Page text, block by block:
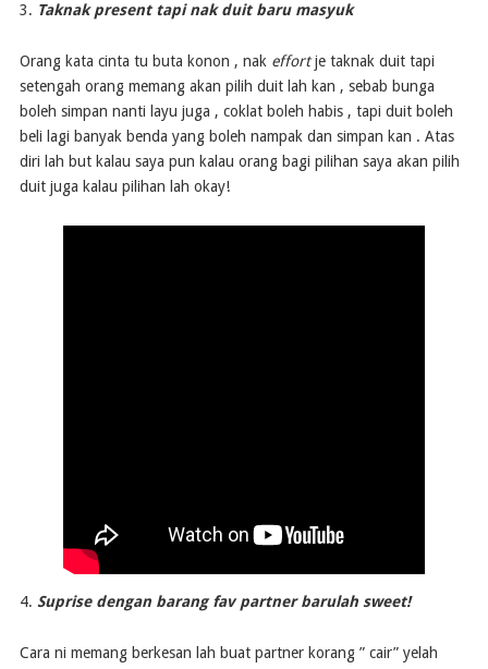
3. Taknak present tapi nak duit baru masyuk
Orang kata cinta tu buta konon , nak effortje taknak duit tapi
setengah orang memang akan pilih duit lah kan , sebab bunga
boleh simpan nanti layu juga , coklat boleh habis , tapi duit boleh
beli lagi banyak benda yang boleh nampak dan simpan kan . Atas
diri lah but kalau saya pun kalau orang bagi pilihan saya akan pilih
duit juga kalau pilihan lah okay!
4. Suprise dengan barang fav partner barulah sweet!
Cara ni memang berkesan lah buat partner korang ” cair” yelah